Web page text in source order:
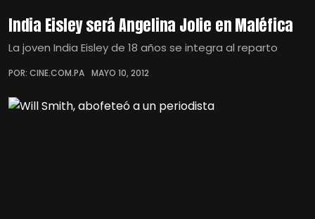
India Eisley será Angelina Jolie en Maléfica
La joven India Eisley de 18 años se integra al reparto
POR: CINE.COM.PA MAYO 10, 2012